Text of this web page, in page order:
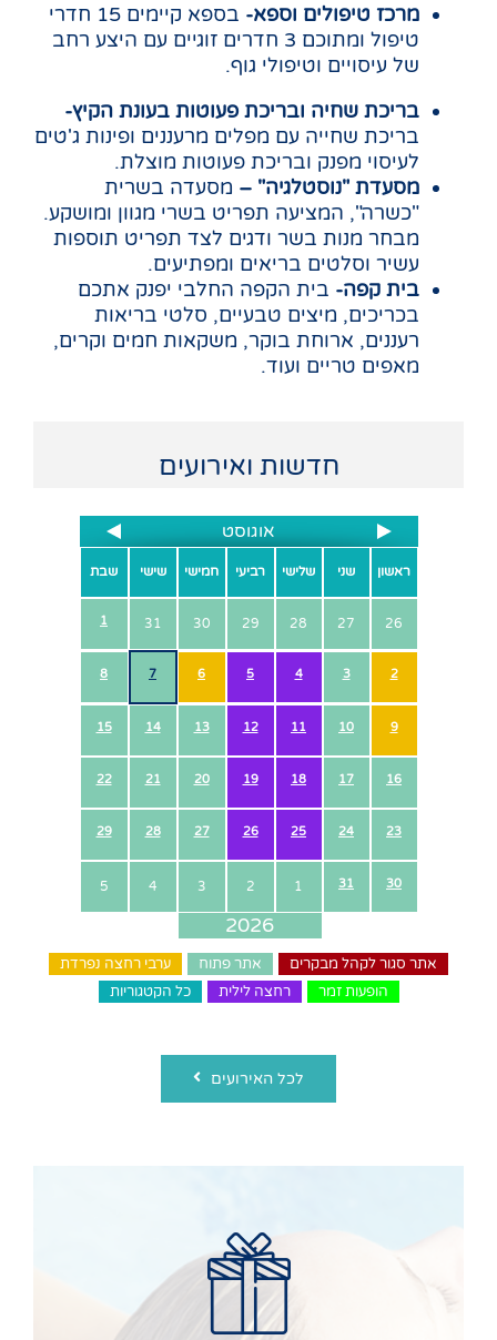
מרכז טיפולים וספא-
בספא קיימים 15 חדרי
טיפול ומתוכם 3 חדרים זוגיים עם היצע רחב
של עיסויים וטיפולי גוף.
בריכת שחיה ובריכת פעוטות בעונת הקיץ-
בריכת שחייה עם מפלים מרעננים ופינות ג'טים
לעיסוי מפנק ובריכת פעוטות מוצלת.
מסעדת "נוסטלגיה" – מסעדה בשרית
"כשרה", המציעה תפריט בשרי מגוון ומושקע.
מבחר מנות בשר ודגים לצד תפריט תוספות
עשיר וסלטים בריאים ומפתיעים.
בית קפה- בית הקפה החלבי יפנק אתכם
בכריכים, מיצים טבעיים, סלטי בריאות
רעננים, ארוחת בוקר, משקאות חמים וקרים,
מאפים טריים ועוד.
חדשות ואירועים
אוגוסט
ראשון שני שלישי רביעי חמישי שישי שבת
26
27
28
29
30
31
1
2
3
4
5
6
7
8
9
10
11
12
13
14
15
16
17
18
19
20
21
22
23
24
25
26
27
28
29
30
31
1
2
3
4
5
2026
אתר סגור לקהל מבקרים אתר פתוח
ערבי רחצה נפרדת
הופעות זמר
רחצה לילית כל הקטגוריות
לכל האירועים